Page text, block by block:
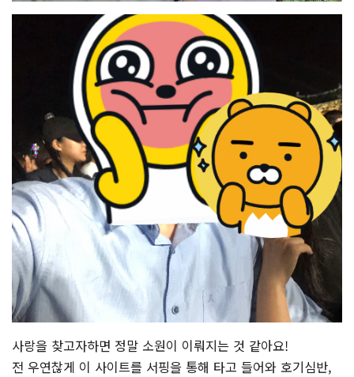
사랑을 찾고자하면 정말 소원이 이뤄지는 것 같아요!
전 우연찮게 이 사이트를 서핑을 통해 타고 들어와 호기심반,